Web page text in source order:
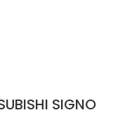
SIGNO